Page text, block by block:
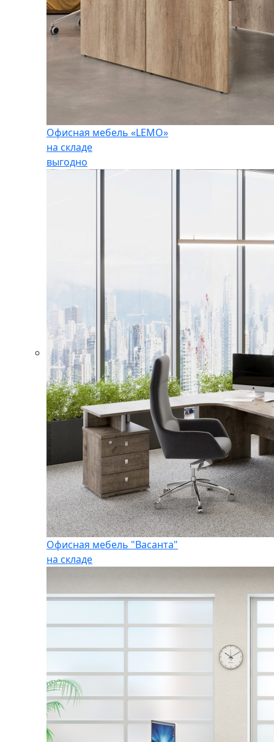
Офисная мебель «LEMO»
на складе
выгодно
Офисная мебель "Васанта"
на складе